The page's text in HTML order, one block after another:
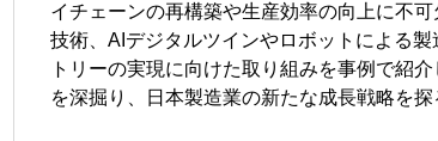
イチェーンの再構築や生産効率の向上に不
技術、AIデジタルツインやロボットによる
トリーの実現に向けた取り組みを事例で紹
を深掘り、日本製造業の新たな成長戦略を